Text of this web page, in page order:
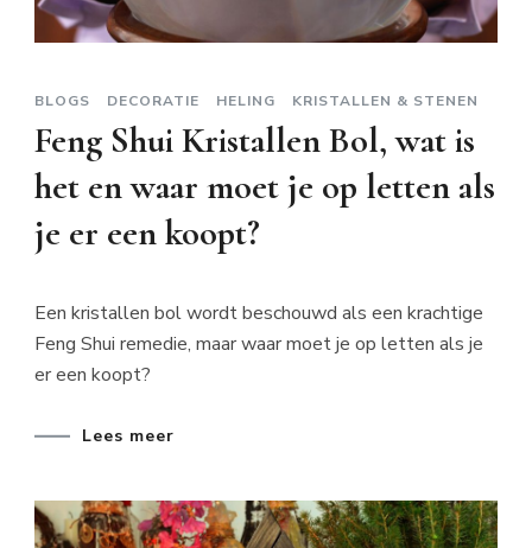
BLOGS DECORATIE HELING KRISTALLEN & STENEN
Feng Shui Kristallen Bol, wat is
het en waar moet je op letten als
je er een koopt?
Een kristallen bol wordt beschouwd als een krachtige
Feng Shui remedie, maar waar moet je op letten als je
er een koopt?
Lees meer